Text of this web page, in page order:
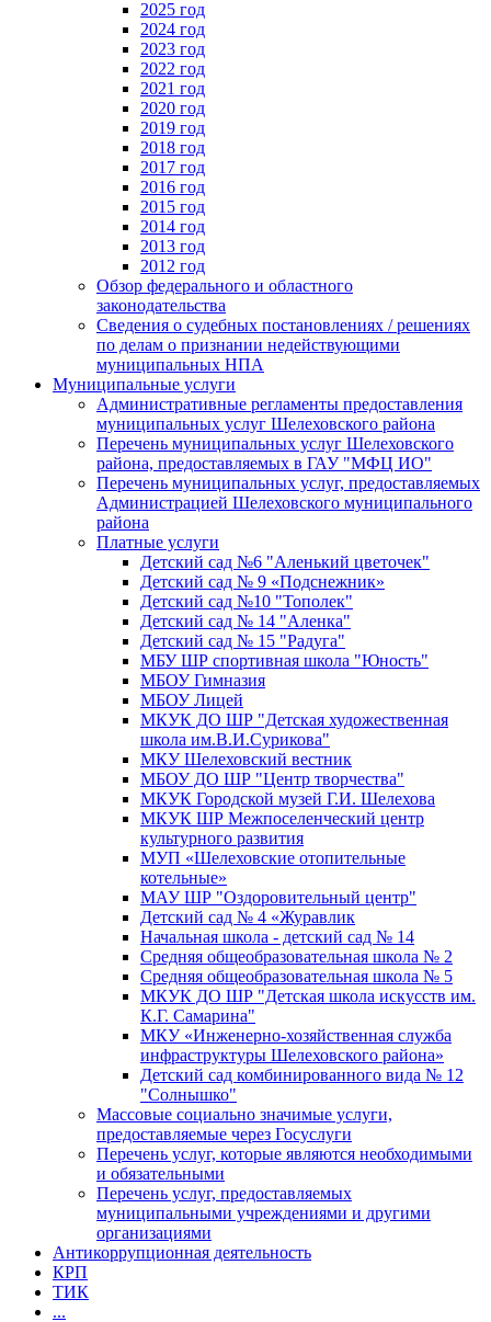
2025 год
2024 год
2023 год
2022 год
2021 год
2020 год
2019 год
2018 год
2017 год
2016 год
2015 год
2014 год
2013 год
2012 год
Обзор федерального и областного
законодательства
Сведения о судебных постановлениях / решениях
по делам о признании недействующими
муниципальных НПА
Муниципальные услуги
Административные регламенты предоставления
муниципальных услуг Шелеховского района
Перечень муниципальных услуг Шелеховского
района, предоставляемых в ГАУ "МФЦ ИО"
Перечень муниципальных услуг, предоставляемых
Администрацией Шелеховского муниципального
района
Платные услуги
Детский сад №6 "Аленький цветочек"
Детский сад № 9 «Подснежник»
Детский сад №10 "Тополек"
Детский сад № 14 "Аленка"
Детский сад № 15 "Радуга"
МБУ ШР спортивная школа "Юность"
МБОУ Гимназия
МБОУ Лицей
МКУК ДО ШР "Детская художественная
школа им.В.И.Сурикова"
МКУ Шелеховский вестник
МБОУ ДО ШР "Центр творчества"
МКУК Городской музей Г.И. Шелехова
МКУК ШР Межпоселенческий центр
культурного развития
МУП «Шелеховские отопительные
котельные»
МАУ ШР "Оздоровительный центр"
Детский сад № 4 «Журавлик
Начальная школа - детский сад № 14
Средняя общеобразовательная школа № 2
Средняя общеобразовательная школа № 5
МКУК ДО ШР "Детская школа искусств им.
К.Г. Самарина"
МКУ «Инженерно-хозяйственная служба
инфраструктуры Шелеховского района»
Детский сад комбинированного вида № 12
"Солнышко"
Массовые социально значимые услуги,
предоставляемые через Госуслуги
Перечень услуг, которые являются необходимыми
и обязательными
Перечень услуг, предоставляемых
муниципальными учреждениями и другими
организациями
Антикоррупционная деятельность
КРП
ТИК
...